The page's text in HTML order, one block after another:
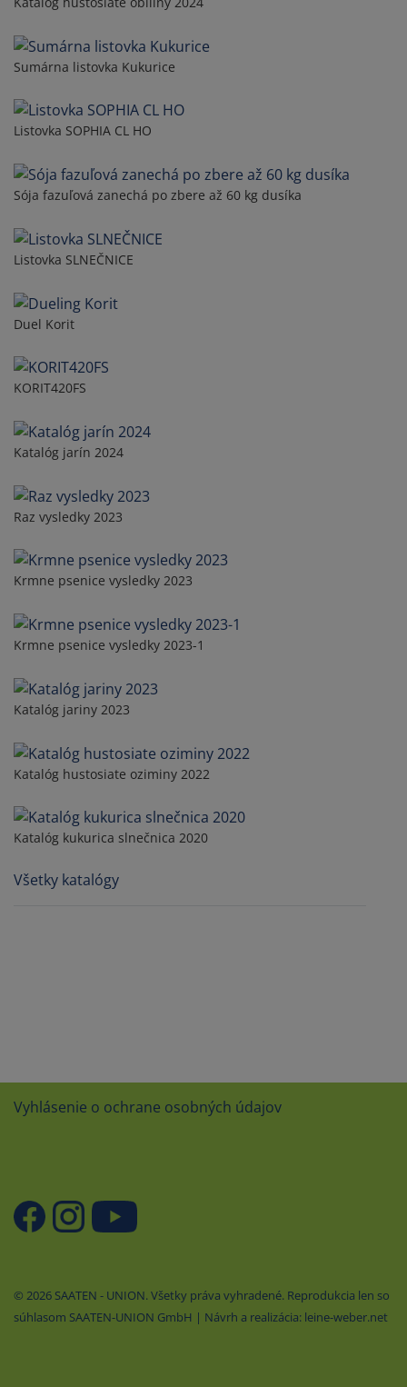
Sumárna listovka Kukurice
Listovka SOPHIA CL HO
Sója fazuľová zanechá po zbere až 60 kg dusíka
Listovka SLNEČNICE
Duel Korit
KORIT420FS
Katalóg jarín 2024
Raz vysledky 2023
Krmne psenice vysledky 2023
Krmne psenice vysledky 2023-1
Katalóg jariny 2023
Katalóg hustosiate oziminy 2022
Katalóg kukurica slnečnica 2020
Všetky katalógy
Vyhlásenie o ochrane osobných údajov
© 2026 SAATEN - UNION. Všetky práva vyhradené. Reprodukcia len so
súhlasom SAATEN-UNION GmbH | Návrh a realizácia: leine-weber.net